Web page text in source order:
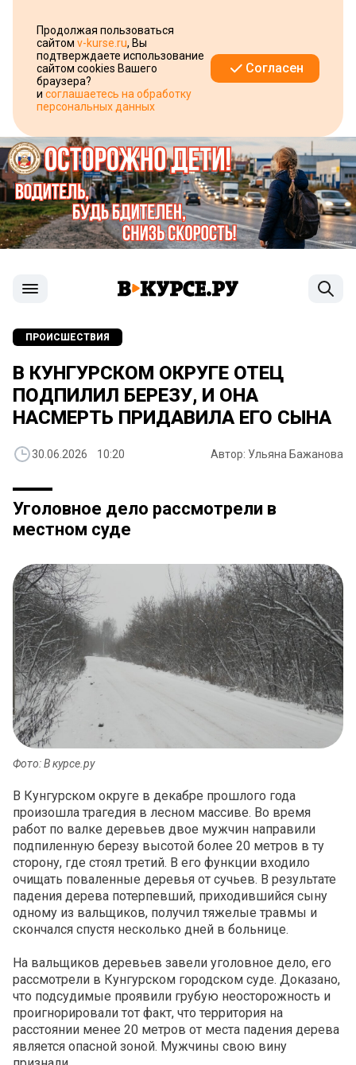
Продолжая пользоваться
сайтом v-kurse.ru, Вы
подтверждаете использование
сайтом cookies Вашего
браузера?
и соглашаетесь на обработку
персональных данных
Согласен
ПРОИСШЕСТВИЯ
В КУНГУРСКОМ ОКРУГЕ ОТЕЦ
ПОДПИЛИЛ БЕРЕЗУ, И ОНА
НАСМЕРТЬ ПРИДАВИЛА ЕГО СЫНА
30.06.2026 10:20 Автор: Ульяна Бажанова
Уголовное дело рассмотрели в
местном суде
Фото: В курсе.ру
В Кунгурском округе в декабре прошлого года
произошла трагедия в лесном массиве. Во время
работ по валке деревьев двое мужчин направили
подпиленную березу высотой более 20 метров в ту
сторону, где стоял третий. В его функции входило
очищать поваленные деревья от сучьев. В результате
падения дерева потерпевший, приходившийся сыну
одному из вальщиков, получил тяжелые травмы и
скончался спустя несколько дней в больнице.
На вальщиков деревьев завели уголовное дело, его
рассмотрели в Кунгурском городском суде. Доказано,
что подсудимые проявили грубую неосторожность и
проигнорировали тот факт, что территория на
расстоянии менее 20 метров от места падения дерева
является опасной зоной. Мужчины свою вину